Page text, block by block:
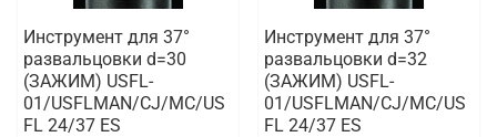
Инструмент для 37°
развальцовки d=30
(ЗАЖИМ) USFL-
01/USFLMAN/CJ/MC/US
FL 24/37 ES
Инструмент для 37°
развальцовки d=32
(ЗАЖИМ) USFL-
01/USFLMAN/CJ/MC/US
FL 24/37 ES